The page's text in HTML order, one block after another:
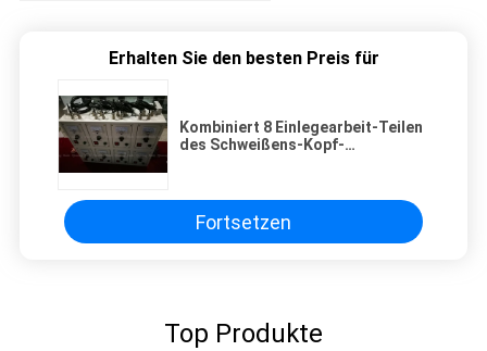
Erhalten Sie den besten Preis für
Kombiniert 8 Einlegearbeit-Teilen
des Schweißens-Kopf-
Fortsetzen
Top Produkte